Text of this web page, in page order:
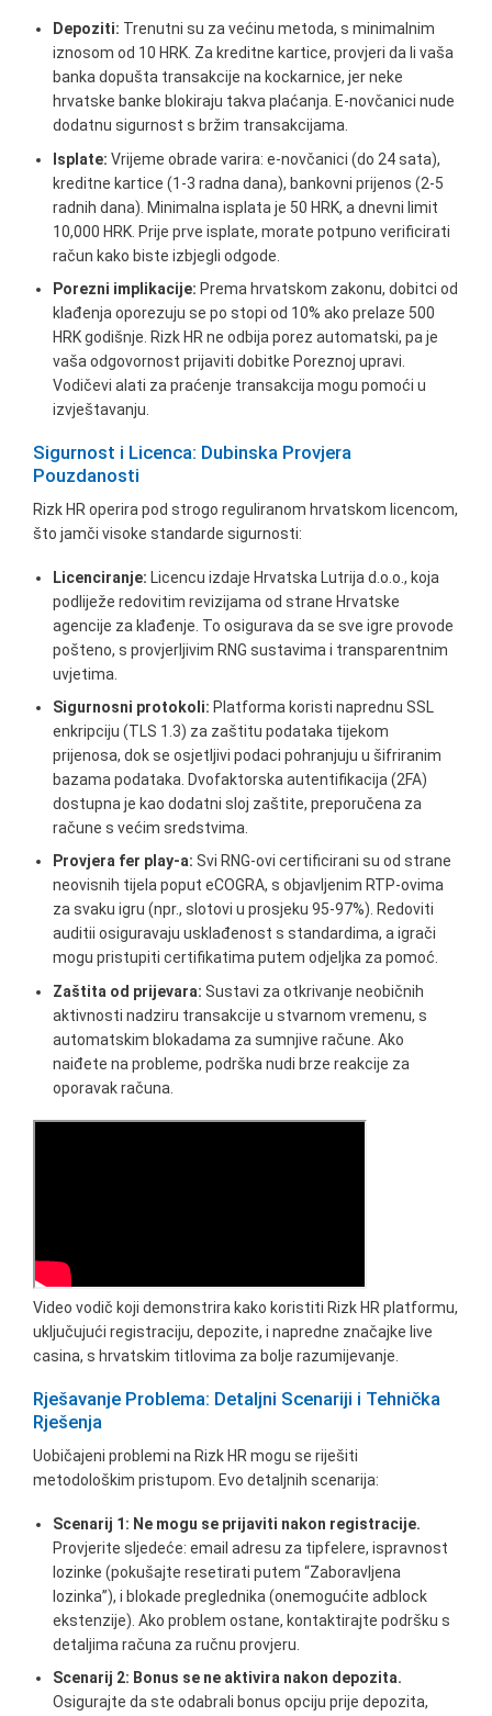
Depoziti: Trenutni su za većinu metoda, s minimalnim
iznosom od 10 HRK. Za kreditne kartice, provjeri da li vaša
banka dopušta transakcije na kockarnice, jer neke
hrvatske banke blokiraju takva plaćanja. E-novčanici nude
dodatnu sigurnost s bržim transakcijama.
Isplate: Vrijeme obrade varira: e-novčanici (do 24 sata),
kreditne kartice (1-3 radna dana), bankovni prijenos (2-5
radnih dana). Minimalna isplata je 50 HRK, a dnevni limit
10,000 HRK. Prije prve isplate, morate potpuno verificirati
račun kako biste izbjegli odgode.
Porezni implikacije: Prema hrvatskom zakonu, dobitci od
klađenja oporezuju se po stopi od 10% ako prelaze 500
HRK godišnje. Rizk HR ne odbija porez automatski, pa je
vaša odgovornost prijaviti dobitke Poreznoj upravi.
Vodičevi alati za praćenje transakcija mogu pomoći u
izvještavanju.
Sigurnost i Licenca: Dubinska Provjera
Pouzdanosti
Rizk HR operira pod strogo reguliranom hrvatskom licencom,
što jamči visoke standarde sigurnosti:
Licenciranje: Licencu izdaje Hrvatska Lutrija d.o.o., koja
podliježe redovitim revizijama od strane Hrvatske
agencije za klađenje. To osigurava da se sve igre provode
pošteno, s provjerljivim RNG sustavima i transparentnim
uvjetima.
Sigurnosni protokoli: Platforma koristi naprednu SSL
enkripciju (TLS 1.3) za zaštitu podataka tijekom
prijenosa, dok se osjetljivi podaci pohranjuju u šifriranim
bazama podataka. Dvofaktorska autentifikacija (2FA)
dostupna je kao dodatni sloj zaštite, preporučena za
račune s većim sredstvima.
Provjera fer play-a: Svi RNG-ovi certificirani su od strane
neovisnih tijela poput eCOGRA, s objavljenim RTP-ovima
za svaku igru (npr., slotovi u prosjeku 95-97%). Redoviti
auditii osiguravaju usklađenost s standardima, a igrači
mogu pristupiti certifikatima putem odjeljka za pomoć.
Zaštita od prijevara: Sustavi za otkrivanje neobičnih
aktivnosti nadziru transakcije u stvarnom vremenu, s
automatskim blokadama za sumnjive račune. Ako
naiđete na probleme, podrška nudi brze reakcije za
oporavak računa.
Video vodič koji demonstrira kako koristiti Rizk HR platformu,
uključujući registraciju, depozite, i napredne značajke live
casina, s hrvatskim titlovima za bolje razumijevanje.
Rješavanje Problema: Detaljni Scenariji i Tehnička
Rješenja
Uobičajeni problemi na Rizk HR mogu se riješiti
metodološkim pristupom. Evo detaljnih scenarija:
Scenarij 1: Ne mogu se prijaviti nakon registracije.
Provjerite sljedeće: email adresu za tipfelere, ispravnost
lozinke (pokušajte resetirati putem “Zaboravljena
lozinka”), i blokade preglednika (onemogućite adblock
ekstenzije). Ako problem ostane, kontaktirajte podršku s
detaljima računa za ručnu provjeru.
Scenarij 2: Bonus se ne aktivira nakon depozita.
Osigurajte da ste odabrali bonus opciju prije depozita,